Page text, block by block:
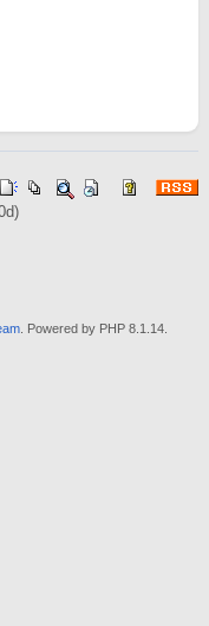
. Powered by PHP 8.1.14.